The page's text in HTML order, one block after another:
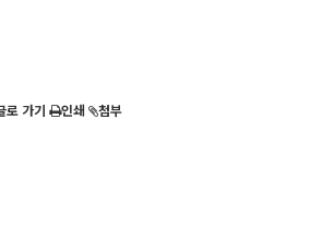
로 가기 인쇄 첨부